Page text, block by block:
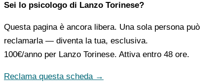
Sei lo psicologo di Lanzo Torinese?
Questa pagina è ancora libera. Una sola persona può
reclamarla — diventa la tua, esclusiva.
100€/anno per Lanzo Torinese. Attiva entro 48 ore.
Reclama questa scheda →